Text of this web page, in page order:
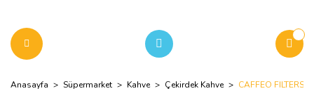
Anasayfa Süpermarket Kahve Çekirdek Kahve CAFFEO FILTERS